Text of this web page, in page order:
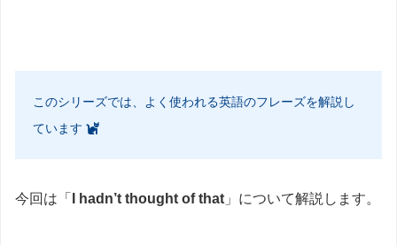
このシリーズでは、よく使われる英語のフレーズを解説し
ています
今回は「 I hadn’t thought of that 」について解説します。